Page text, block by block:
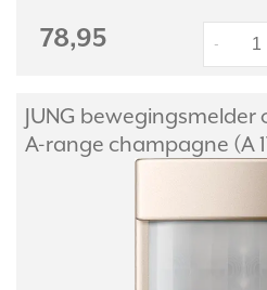
78,95 -
JUNG bewegingsmelder
A-range champagne (A